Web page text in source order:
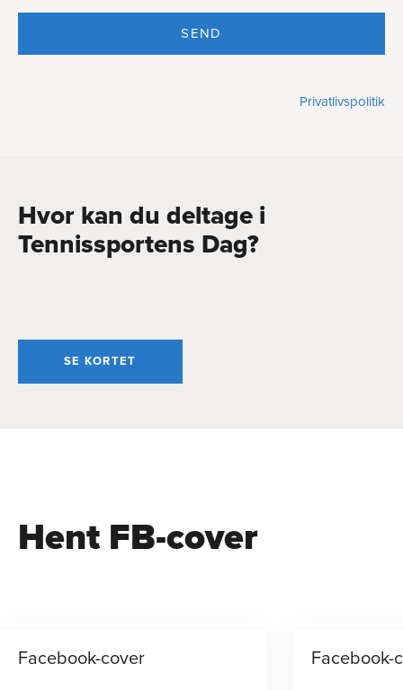
SEND
Privatlivspolitik
Hvor kan du deltage i
Tennissportens Dag?
SE KORTET
Hent FB-cover
Facebook-cover Facebook-